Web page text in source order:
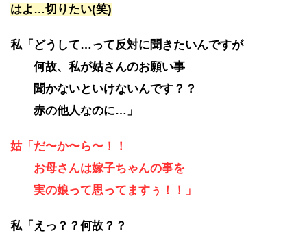
はよ…切りたい(笑)
私「どうして…って反対に聞きたいんですが
何故、私が姑さんのお願い事
聞かないといけないんです？？
赤の他人なのに…」
姑「だ〜か〜ら〜！！
お母さんは嫁子ちゃんの事を
実の娘って思ってますぅ！！」
私「えっ？？何故？？